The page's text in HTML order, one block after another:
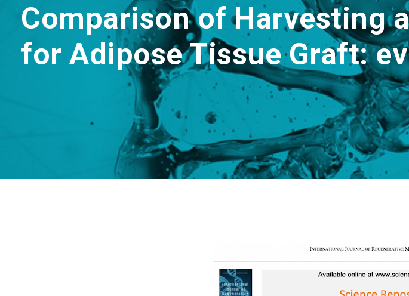
Comparison of Harvesting
for Adipose Tissue Graft: